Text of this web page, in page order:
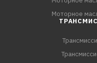
Моторное